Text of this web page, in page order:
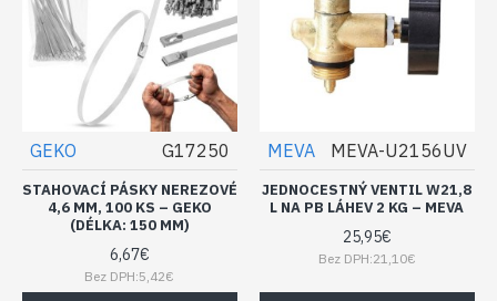
GEKO G17250
STAHOVACÍ PÁSKY NEREZOVÉ
4,6 MM, 100 KS – GEKO
(DÉLKA: 150 MM)
6,67€
Bez DPH:5,42€
MEVA MEVA-U2156UV
JEDNOCESTNÝ VENTIL W21,8
L NA PB LÁHEV 2 KG – MEVA
25,95€
Bez DPH:21,10€